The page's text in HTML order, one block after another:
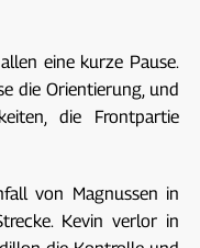
eine kurze Pause.
die Orientierung, und
die Frontpartie
von Magnussen in
Kevin verlor in